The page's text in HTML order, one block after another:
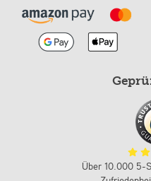
Über 10.000 5-